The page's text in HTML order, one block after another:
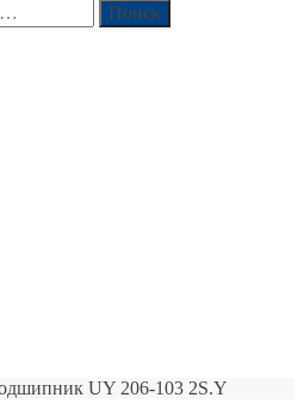
Поиск
Поиск
UY 206-103 2S.Y